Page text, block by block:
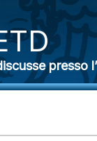
presso